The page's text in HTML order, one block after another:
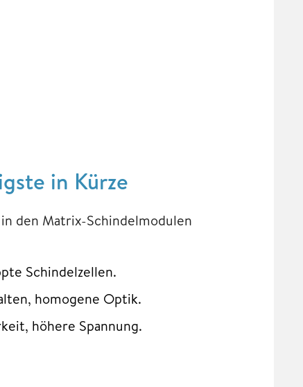
in Kürze
den Matrix-Schindelmodulen
Schindelzellen.
homogene Optik.
höhere Spannung.